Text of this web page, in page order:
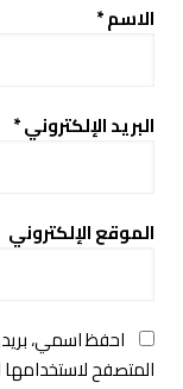
الاسم*
البريد الإلكتروني*
الموقع الإلكتروني
احفظ اسمي،
المتصفح